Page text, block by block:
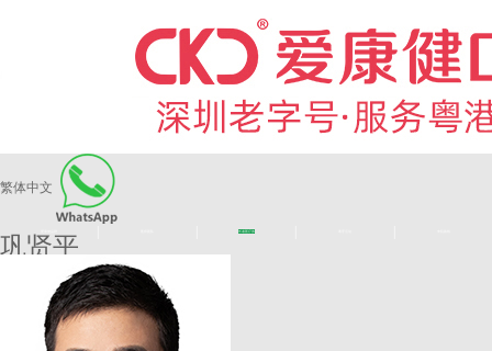
繁体中文
长者医疗券
巩贤平